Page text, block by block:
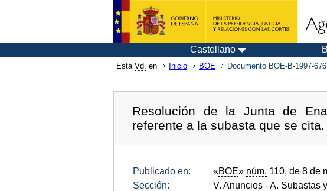
Castellano
Está Vd. en Inicio BOE Documento BOE-B-1997-
Resolución de la Junta de
referente a la subasta que se cita.
Publicado en: «BOE» núm. 110, de 8 de
Sección:
V. Anuncios - A. Subastas